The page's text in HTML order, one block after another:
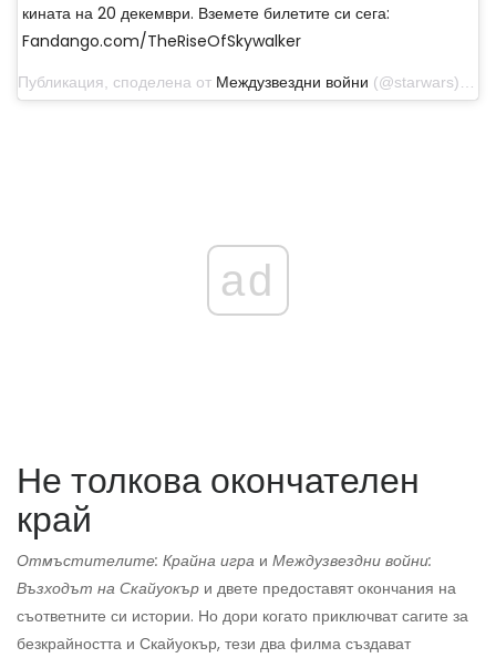
кината на 20 декември. Вземете билетите си сега:
Fandango.com/TheRiseOfSkywalker
Публикация, споделена от Междузвездни войни (@starwars) на 21 октомври 2019 г. в 18:59 ч. PDT
ad
Не толкова окончателен
край
Отмъстителите: Крайна игра и Междузвездни войни:
Възходът на Скайуокър и двете предоставят окончания на
съответните си истории. Но дори когато приключват сагите за
безкрайността и Скайуокър, тези два филма създават